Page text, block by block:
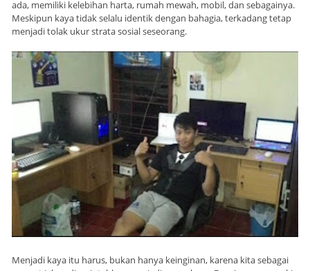
ada, memiliki kelebihan harta, rumah mewah, mobil, dan sebagainya.
Meskipun kaya tidak selalu identik dengan bahagia, terkadang tetap
menjadi tolak ukur strata sosial seseorang.
Menjadi kaya itu harus, bukan hanya keinginan, karena kita sebagai